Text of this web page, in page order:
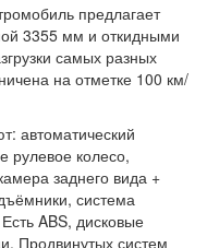
предлагает
3355 мм и откидными
самых разных
на отметке 100 км/
автоматический
рулевое колесо,
заднего вида +
система
ABS, дисковые
Продвинутых систем